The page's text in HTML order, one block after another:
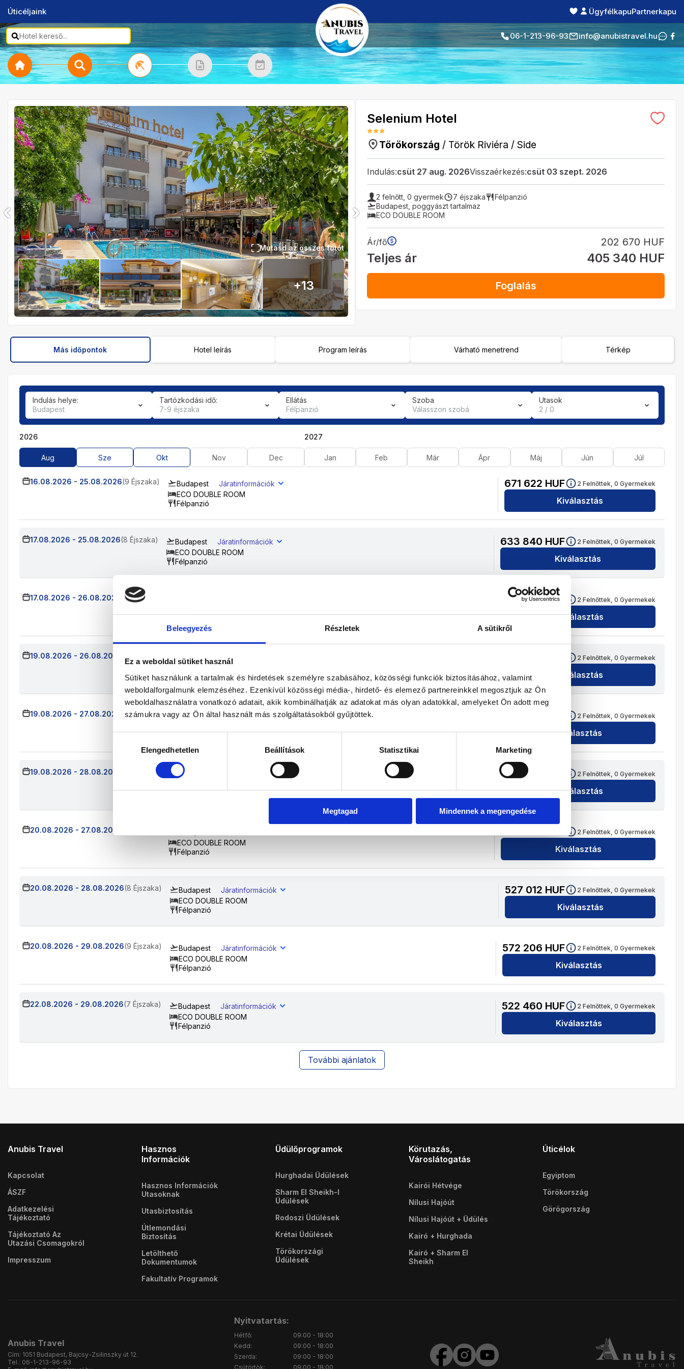
Beleegyezés Részletek A sütikről
Ez a weboldal sütiket használ
Sütiket használunk a tartalmak és hirdetések személyre szabásához, közösségi funkciók biztosításához, valamint
weboldalforgalmunk elemzéséhez. Ezenkívül közösségi média-, hirdető- és elemező partnereinkkel megosztjuk az Ön
weboldalhasználatra vonatkozó adatait, akik kombinálhatják az adatokat más olyan adatokkal, amelyeket Ön adott meg
számukra vagy az Ön által használt más szolgáltatásokból gyűjtöttek.
kiválasztásaElengedhetetlen Beállítások Statisztikai Marketing
Megtagad Mindennek a megengedése
Úticéljaink ÜgyfélkapuPartnerkapu
06-1-213-96-93 info@anubistravel.hu
Mutasd az összes fotót
+13
Selenium Hotel
Törökország / Török Riviéra /Side
Indulás:csüt 27 aug. 2026Visszaérkezés:csüt 03 szept. 2026
2 felnőtt,0 gyermek 7 éjszaka
Félpanzió
Budapest poggyászt tartalmaz
ECO DOUBLE ROOM
Ár/fő 202 670 HUF
Teljes ár 405 340 HUF
Foglalás
Más időpontok Hotel leírás Program leírás Várható menetrend Térkép
Indulás helye:
Budapest
Tartózkodási idő:
7-9 éjszaka
Ellátás
Félpanzió
Szoba
Válasszon szobá
Utasok
2 / 0
2026
Aug Sze Okt Nov Dec
2027
Jan Feb Már Ápr Máj Jún Júl
16.08.2026 - 25.08.2026(9 Éjszaka) Budapest
Járatinformációk
ECO DOUBLE ROOM
Félpanzió
671 622 HUF 2 Felnőttek, 0 Gyermekek
Kiválasztás
17.08.2026 - 25.08.2026(8 Éjszaka) Budapest
Járatinformációk
ECO DOUBLE ROOM
Félpanzió
633 840 HUF 2 Felnőttek, 0 Gyermekek
Kiválasztás
17.08.2026 - 26.08.2026 (9 Éjszaka) 507 174HUF 2 Felnőttek, 0 Gyermekek
Kiválasztás
19.08.2026 - 26.08.2026 Budapest
Járatinformációk
Félpanzió
2 Felnőttek, 0 Gyermekek
Kiválasztás
19.08.2026 - 27.08.2026 (8 Éjszaka) Budapest
Járatinformációk
2 Felnőttek, 0 Gyermekek
Kiválasztás
19.08.2026 - 28.08.2026 (9 Éjszaka) Budapest
Járatinformációk
556 186 2 Felnőttek, 0 Gyermekek
Kiválasztás
20.08.2026 - 27.08.2026
ECO DOUBLE ROOM
Félpanzió
2 Felnőttek, 0 Gyermekek
Kiválasztás
20.08.2026 - 28.08.2026(8 Éjszaka) Budapest
Járatinformációk
ECO DOUBLE ROOM
Félpanzió
527 012 HUF 2 Felnőttek, 0 Gyermekek
Kiválasztás
20.08.2026 - 29.08.2026(9 Éjszaka) Budapest
Járatinformációk
ECO DOUBLE ROOM
Félpanzió
572 206 HUF 2 Felnőttek, 0 Gyermekek
Kiválasztás
22.08.2026 - 29.08.2026(7 Éjszaka) Budapest
Járatinformációk
ECO DOUBLE ROOM
Félpanzió
522 460 HUF 2 Felnőttek, 0 Gyermekek
Kiválasztás
További ajánlatok
Anubis Travel
Kapcsolat
ÁSZF
Adatkezelési
Tájékoztató
Tájékoztató Az
Utazási Csomagokról
Impresszum
Hasznos
Információk
Hasznos Információk
Utasoknak
Utasbiztosítás
Útlemondási
Biztosítás
Letölthető
Dokumentumok
Fakultatív Programok
Üdülőprogramok
Hurghadai Üdülések
Sharm El Sheikh-I
Üdülések
Rodoszi Üdülések
Krétai Üdülések
Törökországi
Üdülések
Körutazás,
Városlátogatás
Kairói Hétvége
Nílusi Hajóút
Nílusi Hajóút + Üdülés
Kairó + Hurghada
Kairó + Sharm El
Sheikh
Úticélok
Egyiptom
Törökország
Görögország
Anubis Travel
Cím: 1051 Budapest, Bajcsy-Zsilinszky út 12.
Tel.: 06-1-213-96-93
Nyitvatartás:
Hétfő:
Kedd:
Szerda:
Csütörtök:
09:00 - 18:00
09:00 - 18:00
09:00 - 18:00
09:00 - 18:00